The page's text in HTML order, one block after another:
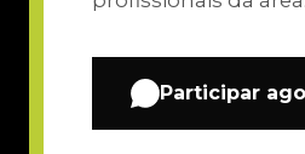
Participar